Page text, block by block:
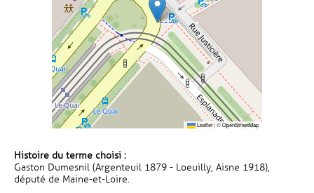
Leaflet|©OpenStreetMap
Histoire du terme choisi :
Gaston Dumesnil (Argenteuil 1879 - Loeuilly, Aisne 1918),
député de Maine-et-Loire.